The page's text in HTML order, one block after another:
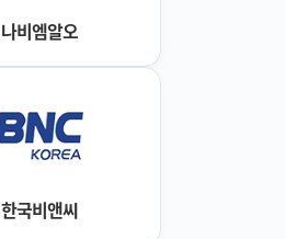
나비엠알오
한국비앤씨